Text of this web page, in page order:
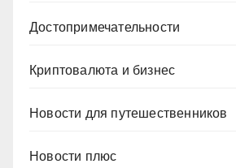
Достопримечательности
Криптовалюта и бизнес
Новости для путешественников
Новости плюс